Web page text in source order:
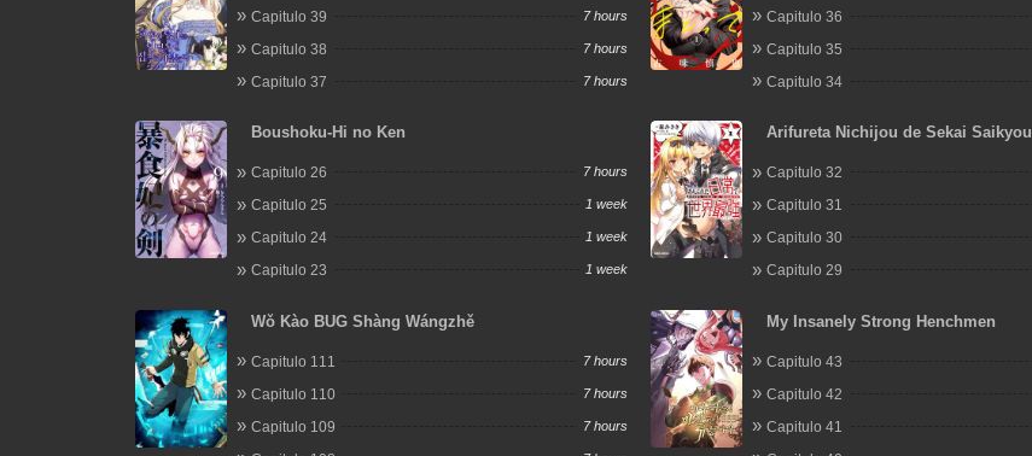
Capitulo 39 7 hours
Capitulo 38 7 hours
Capitulo 37 7 hours
Capitulo 36
Capitulo 35
Capitulo 34
Boushoku-Hi no Ken
Capitulo 26 7 hours
Capitulo 25 1 week
Capitulo 24 1 week
Capitulo 23 1 week
Arifureta Nichijou de Sekai Saikyou
Capitulo 32
Capitulo 31
Capitulo 30
Capitulo 29
Wǒ Kào BUG Shàng Wángzhě
Capitulo 111 7 hours
Capitulo 110 7 hours
Capitulo 109 7 hours
My Insanely Strong Henchmen
Capitulo 43
Capitulo 42
Capitulo 41